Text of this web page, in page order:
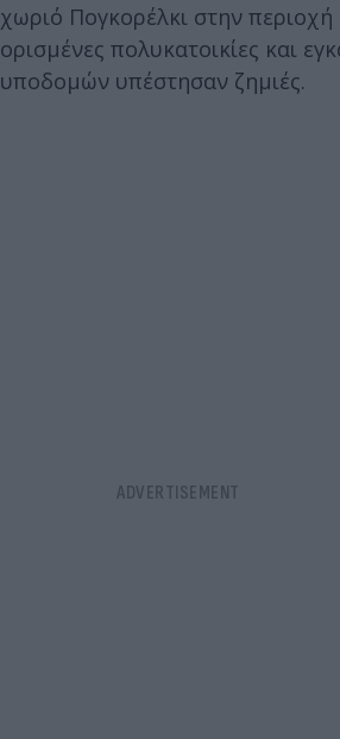
χωριό Πογκορέλκι στην περιοχή
ορισμένες πολυκατοικίες και
υποδομών υπέστησαν ζημιές.